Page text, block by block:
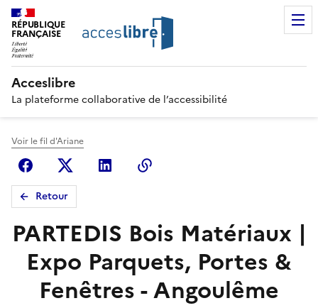
RÉPUBLIQUE
FRANÇAISE
Acceslibre
La plateforme collaborative de l’accessibilité
Voir le fil d'Ariane
FacebookX (anciennement Twitter)
Linkedin
Retour
PARTEDIS Bois Matériaux |
Expo Parquets, Portes &
Fenêtres - Angoulême